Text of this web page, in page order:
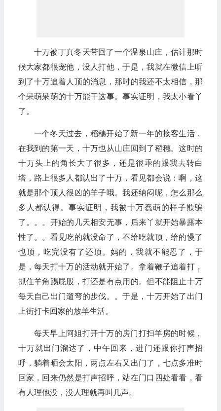
十万被丁真冬天带回了一个温泉山庄，估计那时
候大家都很宠他，没人打他，于是，我就在微信上听
到了十万追着人顶的消息，那时的我还不太相信，那
个呆萌呆萌的十万能干这事。事实证明，我太小看丫
了。
一个冬天过去，稻穗开始了新一年的接客生活，
在我到的第一天，十万也从山庄回到了稻穗。这时的
十万头上的角长大了很多，还是很乖的跟我去转白
塔，路上很多人都认出了十万，看见都会说：啊，这
就是那个顶人很凶的羊子哦。我还纳闷呢，怎么那么
多人都认得。事实证明，我被十万蠢萌的样子欺骗
了。。。开始的几天相安无事，后来丫就开始暴露本
性了。。看见吃的就没命了，不给吃就顶，给的慢了
也顶，吃完没有了还顶。妈的，我就不能忍了，于
是，每天打十万的活动就开始了。拿着鞭子追着打，
抓住羊角踢屁股，打还是有点用的。但不能阻止十万
每天自己出门遛弯的步伐。。于是，十万开始了出门
上街打卡回家的放羊生活。
每天早上阿姐打开十万的房门打扫羊房的时候，
十万就出门溜达了，中午回来，进门还跟你打声招
呼，躺着晒会太阳，两点左右又出门了，七点多准时
回家，回来仍然是打声招呼，站在门口四处看看，看
有人理他没，没人理就再叫几声。